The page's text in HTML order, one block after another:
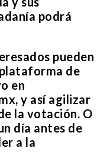
podrá
pueden
de
en
y así agilizar
la votación. O
día antes de
a la